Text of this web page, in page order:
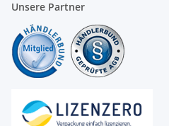
Unsere Partner